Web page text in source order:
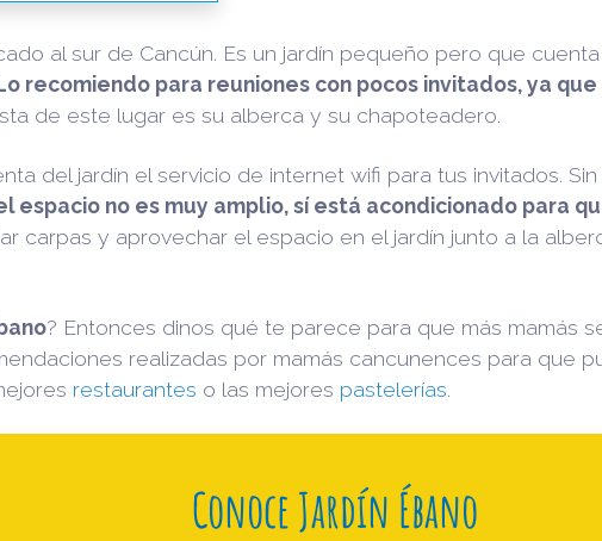
al sur de Cancún. Es un jardín pequeño pero que
recomiendo para reuniones con pocos invitados, ya
de este lugar es su alberca y su chapoteadero.
del jardín el servicio de internet wifi para tus invitados.
espacio no es muy amplio, sí está acondicionado para
carpas y aprovechar el espacio en el jardín junto a la
? Entonces dinos qué te parece para que más mamás
realizadas por mamás cancunences para que
restaurantes o las mejores pastelerías
Conoce Jardín Ébano